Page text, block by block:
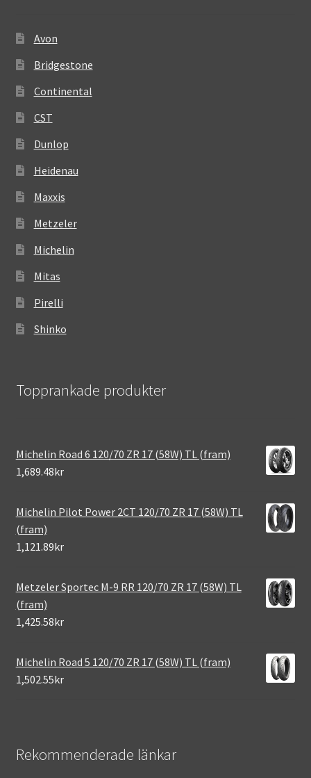
Avon
Bridgestone
Continental
CST
Dunlop
Heidenau
Maxxis
Metzeler
Michelin
Mitas
Pirelli
Shinko
Topprankade produkter
Michelin Road 6 120/70 ZR 17 (58W) TL (fram)
1,689.48kr
Michelin Pilot Power 2CT 120/70 ZR 17 (58W) TL
(fram)
1,121.89kr
Metzeler Sportec M-9 RR 120/70 ZR 17 (58W) TL
(fram)
1,425.58kr
Michelin Road 5 120/70 ZR 17 (58W) TL (fram)
1,502.55kr
Rekommenderade länkar